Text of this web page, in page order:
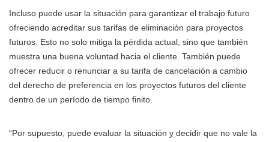
Incluso puede usar la situación para garantizar el trabajo futuro
ofreciendo acreditar sus tarifas de eliminación para proyectos
futuros. Esto no solo mitiga la pérdida actual, sino que también
muestra una buena voluntad hacia el cliente. También puede
ofrecer reducir o renunciar a su tarifa de cancelación a cambio
del derecho de preferencia en los proyectos futuros del cliente
dentro de un período de tiempo finito.
“Por supuesto, puede evaluar la situación y decidir que no vale la